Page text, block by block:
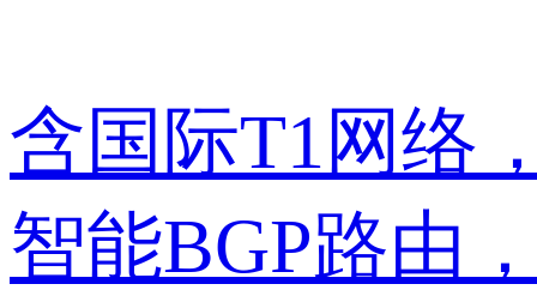
含国际T1网络
智能BGP路由